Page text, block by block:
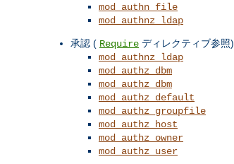
mod_authn_file
mod_authnz_ldap
承認 ( Require ディレクティブ参照)
mod_authnz_ldap
mod_authz_dbm
mod_authz_dbm
mod_authz_default
mod_authz_groupfile
mod_authz_host
mod_authz_owner
mod_authz_user